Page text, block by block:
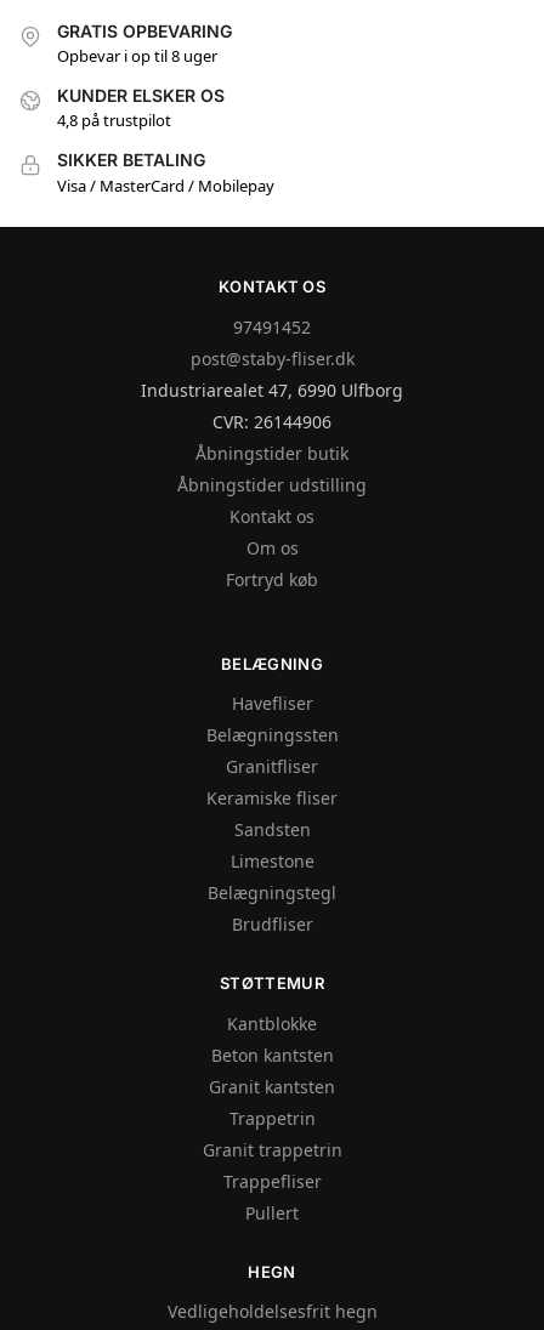
GRATIS OPBEVARING
Opbevar i op til 8 uger
KUNDER ELSKER OS
4,8 på trustpilot
SIKKER BETALING
Visa / MasterCard / Mobilepay
KONTAKT OS
97491452
post@staby-fliser.dk
Industriarealet 47, 6990 Ulfborg
CVR: 26144906
Åbningstider butik
Åbningstider udstilling
Kontakt os
Om os
Fortryd køb
BELÆGNING
Havefliser
Belægningssten
Granitfliser
Keramiske fliser
Sandsten
Limestone
Belægningstegl
Brudfliser
STØTTEMUR
Kantblokke
Beton kantsten
Granit kantsten
Trappetrin
Granit trappetrin
Trappefliser
Pullert
HEGN
Vedligeholdelsesfrit hegn